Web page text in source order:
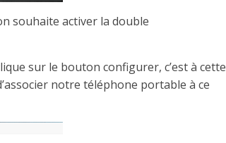
souhaite activer la double
sur le bouton configurer, c’est à cette
notre téléphone portable à ce